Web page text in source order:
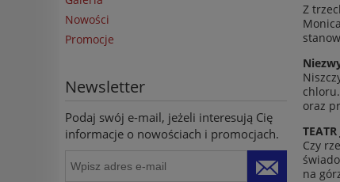
Nowości
Promocje
Newsletter
Podaj swój e-mail, jeżeli interesują Cię
informacje o nowościach i promocjach.
Z
oraz
Czy
na